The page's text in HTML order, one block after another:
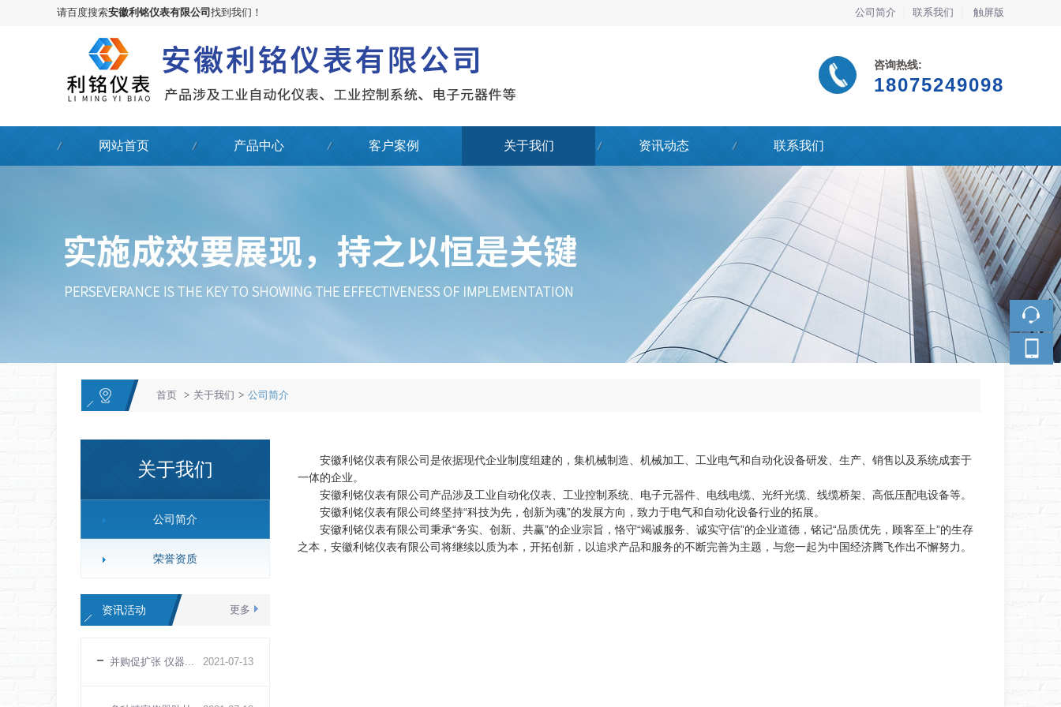
请百度搜索安徽利铭仪表有限公司 找到我们！ 公司简介 联系我们 触屏版
咨询热线:
18075249098
网站首页 产品中心 客户案例 关于我们 资讯动态 联系我们
首页 > 关于我们 > 公司简介
关于我们
公司简介
荣誉资质
更多
资讯活动
2021-07-13
并购促扩张 仪器...
安徽利铭仪表有限公司是依据现代企业制度组建的，集机械制造、机械加工、工业电气和自动化设备研发、生产、销售以及系统成套于
一体的企业。
安徽利铭仪表有限公司产品涉及工业自动化仪表、工业控制系统、电子元器件、电线电缆、光纤光缆、线缆桥架、高低压配电设备等。
安徽利铭仪表有限公司终坚持“科技为先，创新为魂”的发展方向，致力于电气和自动化设备行业的拓展。
安徽利铭仪表有限公司秉承“务实、创新、共赢”的企业宗旨，恪守“竭诚服务、诚实守信”的企业道德，铭记“品质优先，顾客至上”的生存
之本，安徽利铭仪表有限公司将继续以质为本，开拓创新，以追求产品和服务的不断完善为主题，与您一起为中国经济腾飞作出不懈努力。